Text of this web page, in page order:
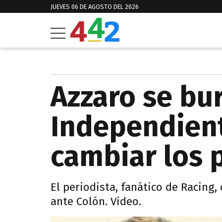
JUEVES 06 DE AGOSTO DEL 2026
Azzaro se
cambiar los
El periodista, fanático de
ante Colón. Video.